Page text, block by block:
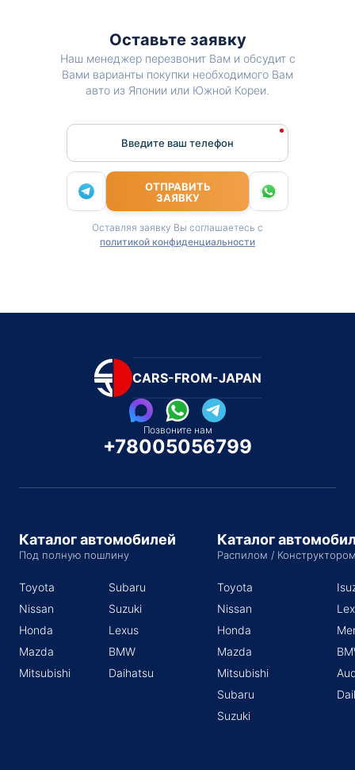
Оставьте заявку
Наш менеджер перезвонит Вам и обсудит с
Вами варианты покупки необходимого Вам
авто из Японии или Южной Кореи.
Введите ваш телефон
ОТПРАВИТЬ
ЗАЯВКУ
Оставляя заявку Вы соглашаетесь с
политикой конфиденциальности
CARS-FROM-JAPAN
Позвоните нам
+78005056799
Каталог автомобилей
Под полную пошлину
Toyota
Nissan
Honda
Mazda
Mitsubishi
Subaru
Suzuki
Lexus
BMW
Daihatsu
Каталог
Распилом /
Toyota
Nissan
Honda
Mazda
Mitsubishi
Subaru
Suzuki